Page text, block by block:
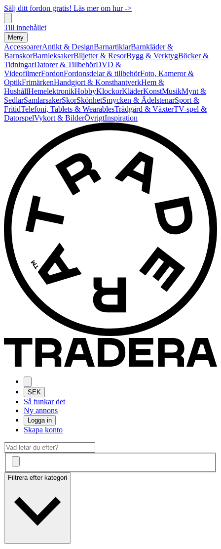
Sälj ditt fordon gratis! Läs mer om hur ->
Till innehållet
Meny
AccessoarerAntikt & DesignBarnartiklarBarnkläder &
BarnskorBarnleksakerBiljetter & ResorBygg & VerktygBöcker &
TidningarDatorer & TillbehörDVD &
VideofilmerFordonFordonsdelar & tillbehörFoto, Kameror &
OptikFrimärkenHandgjort & KonsthantverkHem &
HushållHemelektronikHobbyKlockorKläderKonstMusikMynt &
SedlarSamlarsakerSkorSkönhetSmycken & ÄdelstenarSport &
FritidTelefoni, Tablets & WearablesTrädgård & VäxterTV-spel &
DatorspelVykort & BilderÖvrigtInspiration
SEK
Så funkar det
Ny annons
Logga in
Skapa konto
Filtrera efter kategori